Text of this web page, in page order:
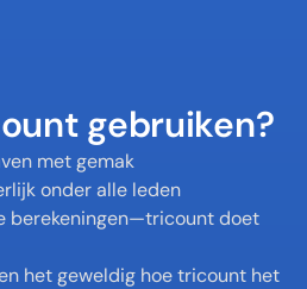
gebruiken?
met gemak
onder alle leden
berekeningen—tricount doet
het geweldig hoe tricount het